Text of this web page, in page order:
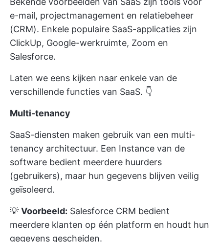
e-mail, projectmanagement en relatiebeheer
(CRM). Enkele populaire SaaS-applicaties zijn
ClickUp, Google-werkruimte, Zoom en
Salesforce.
Laten we eens kijken naar enkele van de
verschillende functies van SaaS. 👇
Multi-tenancy
SaaS-diensten maken gebruik van een multi-
tenancy architectuur. Een Instance van de
software bedient meerdere huurders
(gebruikers), maar hun gegevens blijven veilig
geïsoleerd.
💡 Voorbeeld: Salesforce CRM bedient
meerdere klanten op één platform en houdt hun
gegevens gescheiden.